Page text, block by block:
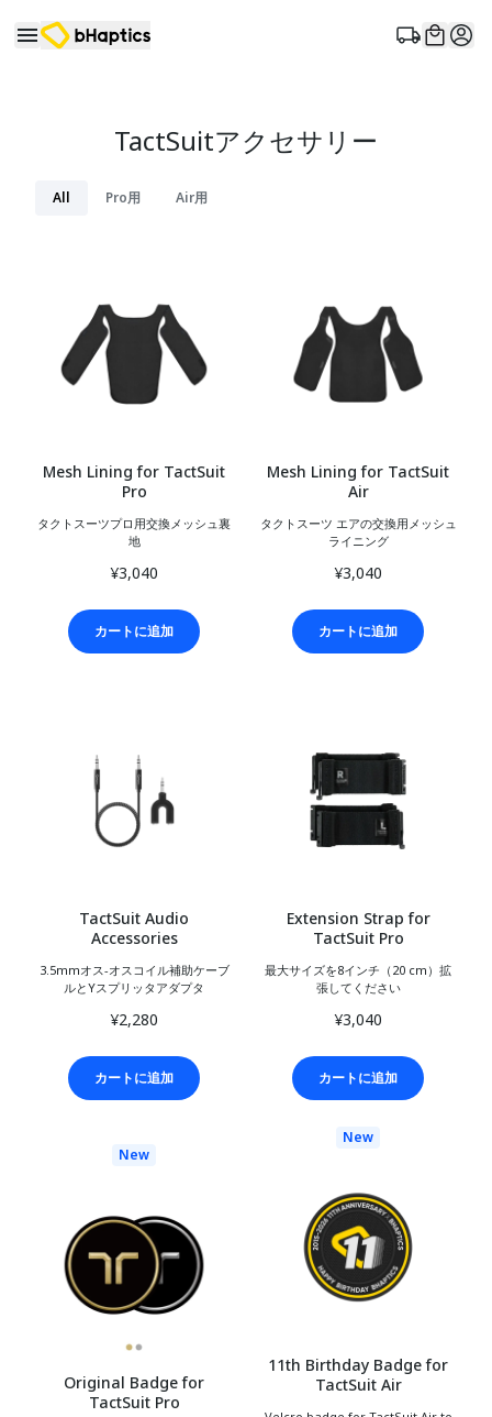
TactSuitアクセサリー
All Pro用 Air用
Mesh Lining for TactSuit
Pro
タクトスーツプロ用交換メッシュ裏
地
¥3,040
カートに追加
Mesh Lining for TactSuit
Air
タクトスーツ エアの交換用メッシュ
ライニング
¥3,040
カートに追加
TactSuit Audio
Accessories
3.5mmオス-オスコイル補助ケーブ
ルとYスプリッタアダプタ
¥2,280
カートに追加
Extension Strap for
TactSuit Pro
最大サイズを8インチ（20 cm）拡
張してください
¥3,040
カートに追加
New
Original Badge for
TactSuit Pro
New
11th Birthday Badge for
TactSuit Air